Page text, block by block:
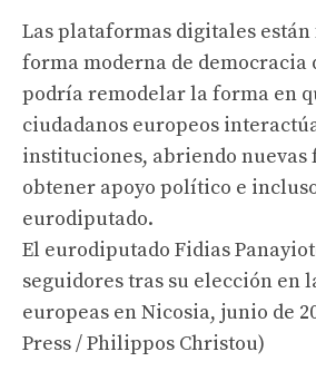
Las plataformas digitales
forma moderna de democracia
podría remodelar la forma en
ciudadanos europeos
instituciones, abriendo nuevas
obtener apoyo político e
eurodiputado.
El eurodiputado Fidias
seguidores tras su elección en
europeas en Nicosia, junio de
Press / Philippos Christou)